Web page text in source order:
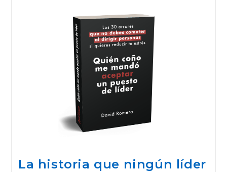
La historia que ningún líder